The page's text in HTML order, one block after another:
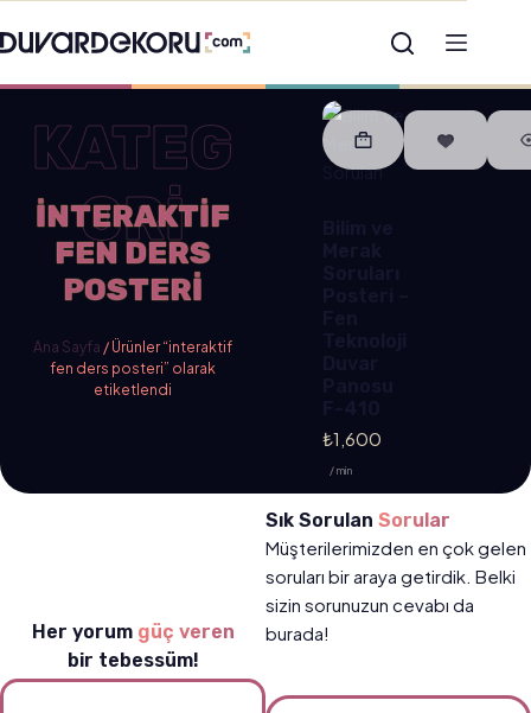
KATEG
ORİ
INTERAKTIF
FEN DERS
POSTERI
Ana Sayfa / Ürünler “interaktif
fen ders posteri” olarak
etiketlendi
₺1,600
/ min
Her yorum güç veren
bir tebessüm!
Sık Sorulan Sorular
Müşterilerimizden en çok gelen
soruları bir araya getirdik. Belki
sizin sorunuzun cevabı da
burada!